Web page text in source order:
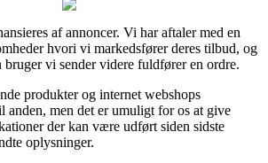
af annoncer. Vi har aftaler med en
hvori vi markedsfører deres tilbud, og
bruger vi sender videre fuldfører en ordre.
produkter og internet webshops
anden, men det er umuligt for os at give
der kan være udført siden sidste
oplysninger.